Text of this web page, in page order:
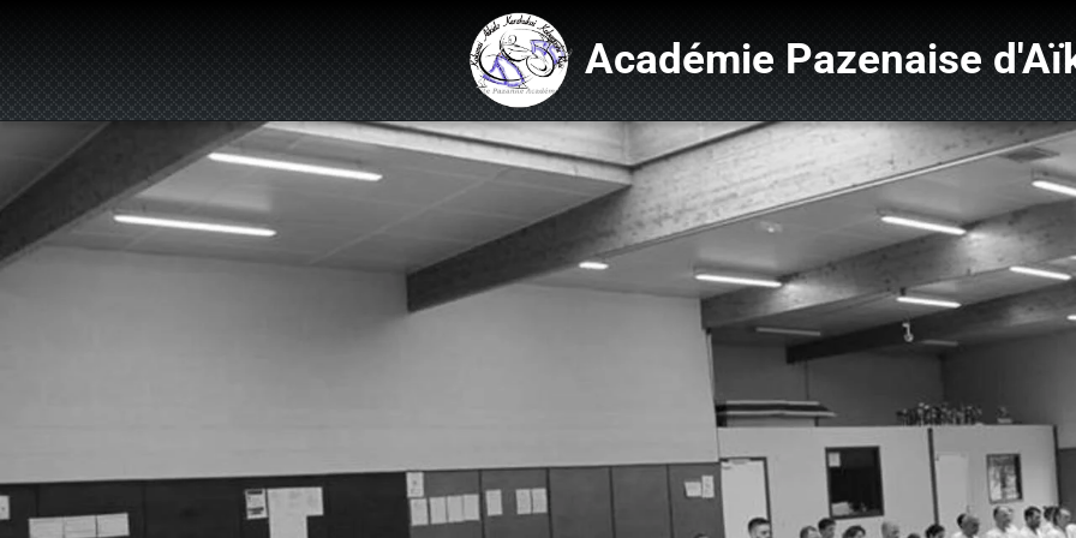
Académie Pazenaise